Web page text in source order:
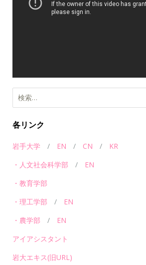
各リンク
岩手大学 / EN / CN / KR
・人文社会科学部 / EN
・教育学部
・理工学部 / EN
・農学部 / EN
アイアシスタント
岩大エキス(旧URL)